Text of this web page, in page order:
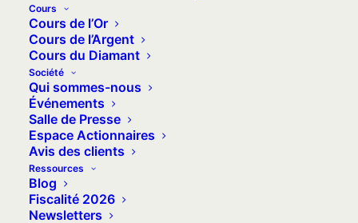
Cours
Cours de l’Or
Cours de l’Argent
Cours du Diamant
Société
Qui sommes-nous
Événements
Salle de Presse
Espace Actionnaires
Avis des clients
Ressources
Blog
Fiscalité 2026
Newsletters
Les banques centrales
détiennent 25 % de l’or
mondial
Avec 35 000 tonnes d’or stockées dans
les coffres des banques centrales,
États sont à la tête
siècle, d’environ ¼ du métal précieux